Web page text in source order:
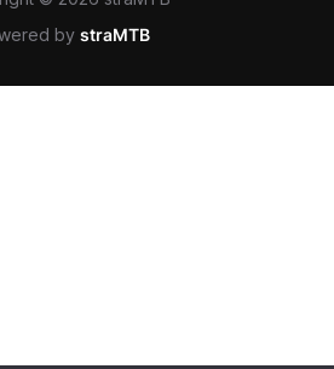
by straMTB